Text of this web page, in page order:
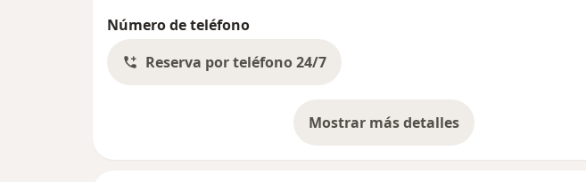
Número de teléfono
Reserva por teléfono 24/7
Mostrar más detalles
sobre la dirección